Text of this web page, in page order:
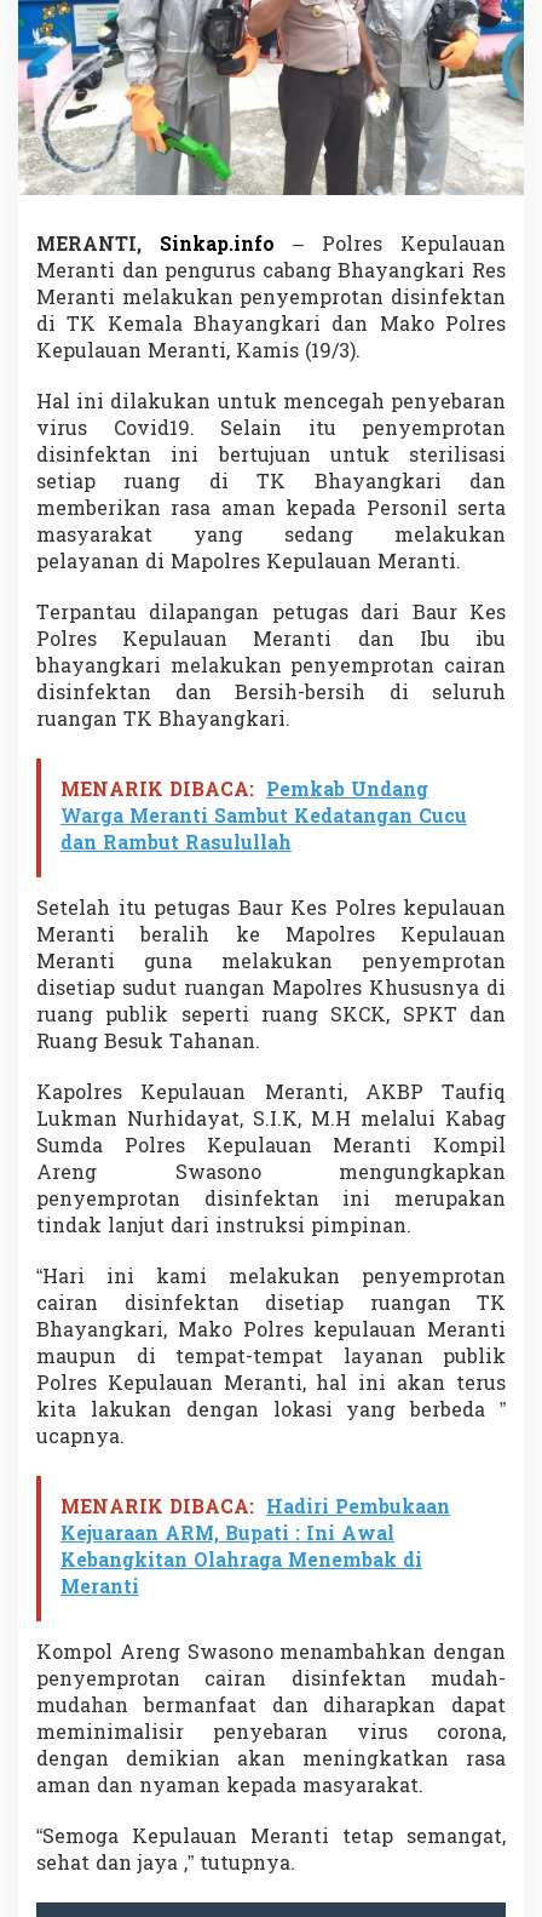
a
n
C
o
v
i
d
1
9
P
o
l
r
e
s
r
a
n
t
a
n
a
y
a
n
S
r
o
t
C
a
i
n
D
i
s
i
n
f
t
a
n
MERANTI, Sinkap.info – Polres Kepulauan
Meranti dan pengurus cabang Bhayangkari Res
Meranti melakukan penyemprotan disinfektan
di TK Kemala Bhayangkari dan Mako Polres
Kepulauan Meranti, Kamis (19/3).
Hal ini dilakukan untuk mencegah penyebaran
virus Covid19. Selain itu penyemprotan
disinfektan ini bertujuan untuk sterilisasi
setiap ruang di TK Bhayangkari dan
memberikan rasa aman kepada Personil serta
masyarakat yang sedang melakukan
pelayanan di Mapolres Kepulauan Meranti.
Terpantau dilapangan petugas dari Baur Kes
Polres Kepulauan Meranti dan Ibu ibu
bhayangkari melakukan penyemprotan cairan
disinfektan dan Bersih-bersih di seluruh
ruangan TK Bhayangkari.
MENARIK DIBACA: Pemkab Undang
Warga Meranti Sambut Kedatangan Cucu
dan Rambut Rasulullah
Setelah itu petugas Baur Kes Polres kepulauan
Meranti beralih ke Mapolres Kepulauan
Meranti guna melakukan penyemprotan
disetiap sudut ruangan Mapolres Khususnya di
ruang publik seperti ruang SKCK, SPKT dan
Ruang Besuk Tahanan.
Kapolres Kepulauan Meranti, AKBP Taufiq
Lukman Nurhidayat, S.I.K, M.H melalui Kabag
Sumda Polres Kepulauan Meranti Kompil
Areng Swasono mengungkapkan
penyemprotan disinfektan ini merupakan
tindak lanjut dari instruksi pimpinan.
“Hari ini kami melakukan penyemprotan
cairan disinfektan disetiap ruangan TK
Bhayangkari, Mako Polres kepulauan Meranti
maupun di tempat-tempat layanan publik
Polres Kepulauan Meranti, hal ini akan terus
kita lakukan dengan lokasi yang berbeda ”
ucapnya.
MENARIK DIBACA: Hadiri Pembukaan
Kejuaraan ARM, Bupati : Ini Awal
Kebangkitan Olahraga Menembak di
Meranti
Kompol Areng Swasono menambahkan dengan
penyemprotan cairan disinfektan mudah-
mudahan bermanfaat dan diharapkan dapat
meminimalisir penyebaran virus corona,
dengan demikian akan meningkatkan rasa
aman dan nyaman kepada masyarakat.
“Semoga Kepulauan Meranti tetap semangat,
sehat dan jaya ,” tutupnya.